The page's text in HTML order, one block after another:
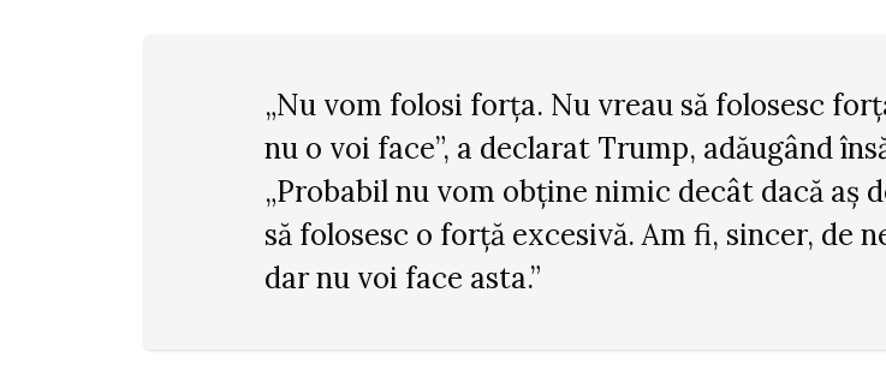
„Nu vom folosi forța. Nu vreau să folosesc
nu o voi face”, a declarat Trump, adăugând
„Probabil nu vom obține nimic decât dacă aș
să folosesc o forță excesivă. Am fi, sincer, de
dar nu voi face asta.”